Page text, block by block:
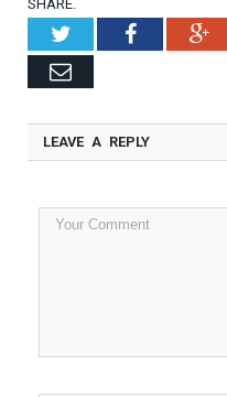
SHARE.
TwitterFacebook
Email
LEAVE A REPLY